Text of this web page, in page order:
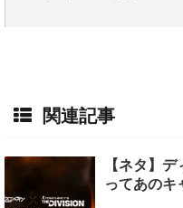
関連記事
【ネタ】
ってあのキ